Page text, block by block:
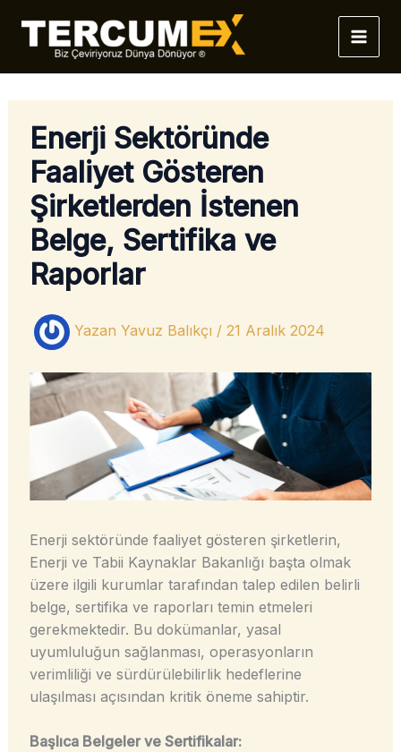
atla
Enerji Sektöründe
Faaliyet Gösteren
Şirketlerden İstenen
Belge, Sertifika ve
Raporlar
Yazan Yavuz Balıkçı / 21 Aralık 2024
Enerji sektöründe faaliyet gösteren şirketlerin,
Enerji ve Tabii Kaynaklar Bakanlığı başta olmak
üzere ilgili kurumlar tarafından talep edilen belirli
belge, sertifika ve raporları temin etmeleri
gerekmektedir. Bu dokümanlar, yasal
uyumluluğun sağlanması, operasyonların
verimliliği ve sürdürülebilirlik hedeflerine
ulaşılması açısından kritik öneme sahiptir.
Başlıca Belgeler ve Sertifikalar: